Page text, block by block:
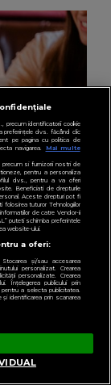
care pot
identificatorii cookie
preferințele dvs. făcând clic
pe pagina cu politica de
navigarea.
Mai multe
precum si furnizorii nostri de
pentru a personaliza
dvs., pentru a va oferi
Beneficiati de drepturile
Aceste drepturi pot fi
folosirea tuturor Tehnologiilor
de catre Vendor-ii
puteti schimba preferintele
website-ului.
a oferi:
Stocarea și/sau accesarea
personalizat. Crearea
personalizate. Crearea
Înțelegerea publicului prin
a selecta publicitatea.
identificarea prin scanarea